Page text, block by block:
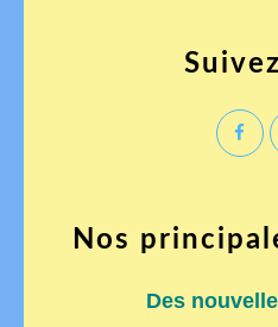
Nos
Des